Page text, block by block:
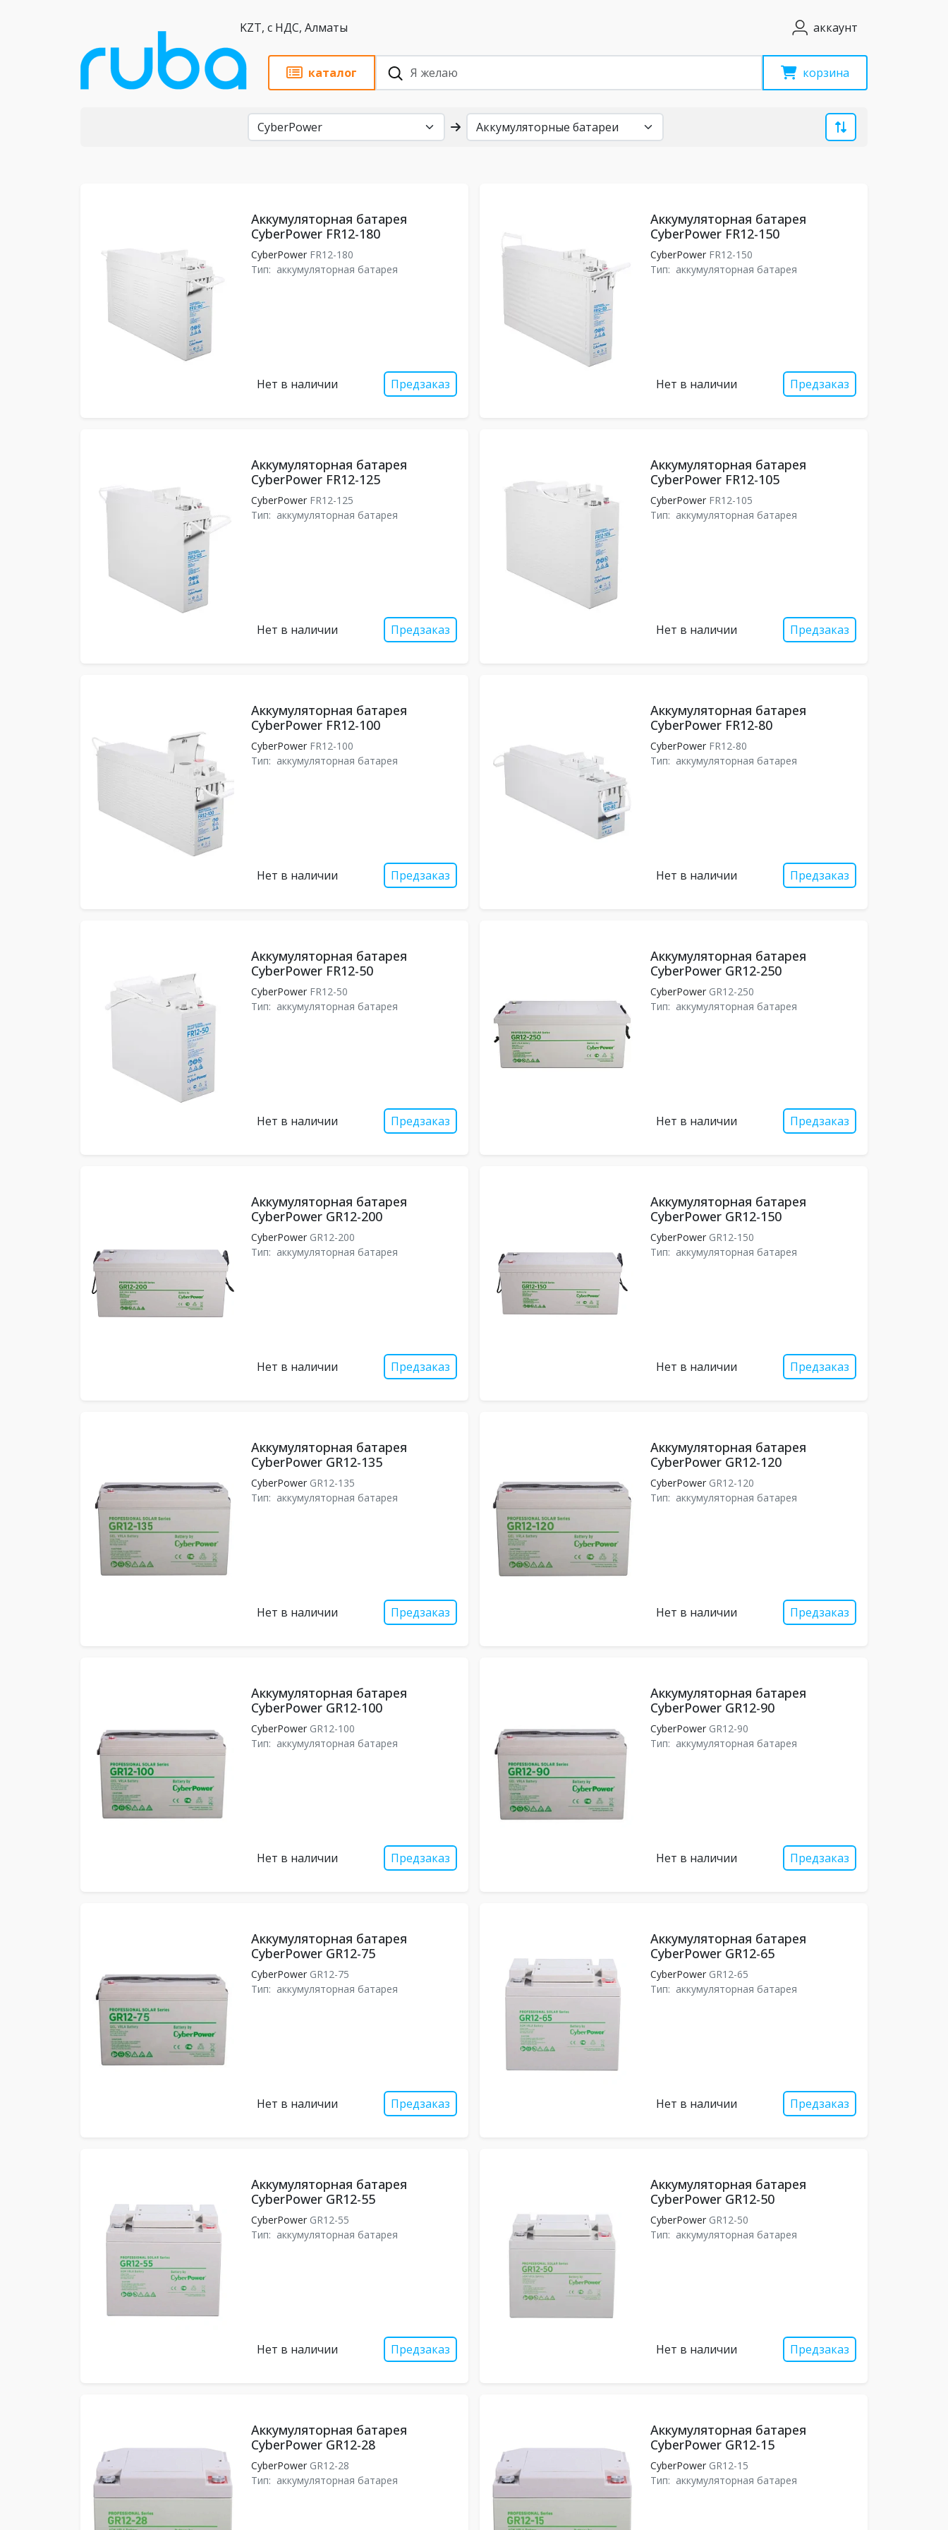
KZT, с НДС, Алматы аккаунт
каталог корзина
Аккумуляторная батарея
CyberPower FR12-180
CyberPowerFR12-180
Тип: аккумуляторная батарея
Нет в наличии Предзаказ
Аккумуляторная батарея
CyberPower FR12-150
CyberPowerFR12-150
Тип: аккумуляторная батарея
Нет в наличии Предзаказ
Аккумуляторная батарея
CyberPower FR12-125
CyberPowerFR12-125
Тип: аккумуляторная батарея
Нет в наличии Предзаказ
Аккумуляторная батарея
CyberPower FR12-105
CyberPowerFR12-105
Тип: аккумуляторная батарея
Нет в наличии Предзаказ
Аккумуляторная батарея
CyberPower FR12-100
CyberPowerFR12-100
Тип: аккумуляторная батарея
Нет в наличии Предзаказ
Аккумуляторная батарея
CyberPower FR12-80
CyberPowerFR12-80
Тип: аккумуляторная батарея
Нет в наличии Предзаказ
Аккумуляторная батарея
CyberPower FR12-50
CyberPowerFR12-50
Тип: аккумуляторная батарея
Нет в наличии Предзаказ
Аккумуляторная батарея
CyberPower GR12-250
CyberPowerGR12-250
Тип: аккумуляторная батарея
Нет в наличии Предзаказ
Аккумуляторная батарея
CyberPower GR12-200
CyberPowerGR12-200
Тип: аккумуляторная батарея
Нет в наличии Предзаказ
Аккумуляторная батарея
CyberPower GR12-150
CyberPowerGR12-150
Тип: аккумуляторная батарея
Нет в наличии Предзаказ
Аккумуляторная батарея
CyberPower GR12-135
CyberPowerGR12-135
Тип: аккумуляторная батарея
Нет в наличии Предзаказ
Аккумуляторная батарея
CyberPower GR12-120
CyberPowerGR12-120
Тип: аккумуляторная батарея
Нет в наличии Предзаказ
Аккумуляторная батарея
CyberPower GR12-100
CyberPowerGR12-100
Тип: аккумуляторная батарея
Нет в наличии Предзаказ
Аккумуляторная батарея
CyberPower GR12-90
CyberPowerGR12-90
Тип: аккумуляторная батарея
Нет в наличии Предзаказ
Аккумуляторная батарея
CyberPower GR12-75
CyberPowerGR12-75
Тип: аккумуляторная батарея
Нет в наличии Предзаказ
Аккумуляторная батарея
CyberPower GR12-65
CyberPowerGR12-65
Тип: аккумуляторная батарея
Нет в наличии Предзаказ
Аккумуляторная батарея
CyberPower GR12-55
CyberPowerGR12-55
Тип: аккумуляторная батарея
Нет в наличии Предзаказ
Аккумуляторная батарея
CyberPower GR12-50
CyberPowerGR12-50
Тип: аккумуляторная батарея
Нет в наличии Предзаказ
Аккумуляторная батарея
CyberPower GR12-28
CyberPowerGR12-28
Тип: аккумуляторная батарея
Аккумуляторная батарея
CyberPower GR12-15
CyberPowerGR12-15
Тип: аккумуляторная батарея